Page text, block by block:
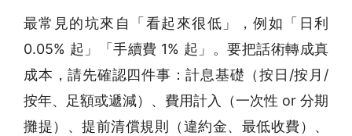
最常見的坑來自「看起來很低」，例如「日利
0.05% 起」「手續費 1% 起」。要把話術轉成真
成本，請先確認四件事：計息基礎（按日/按月/
按年、足額或遞減）、費用計入（一次性 or 分期
攤提）、提前清償規則（違約金、最低收費）、